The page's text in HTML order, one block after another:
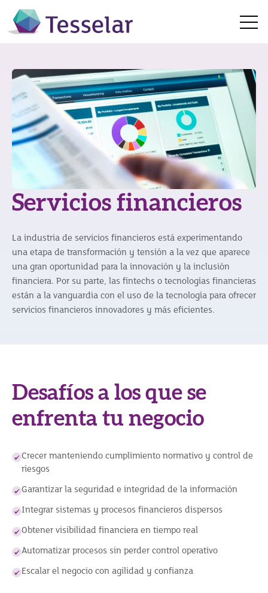
Open
Servicios financieros
La industria de servicios financieros está experimentando
una etapa de transformación y tensión a la vez que aparece
una gran oportunidad para la innovación y la inclusión
financiera. Por su parte, las fintechs o tecnologías financieras
están a la vanguardia con el uso de la tecnología para ofrecer
servicios financieros innovadores y más eficientes.
Desafíos a los que se
enfrenta tu negocio
Crecer manteniendo cumplimiento normativo y control de
riesgos
Garantizar la seguridad e integridad de la información
Integrar sistemas y procesos financieros dispersos
Obtener visibilidad financiera en tiempo real
Automatizar procesos sin perder control operativo
Escalar el negocio con agilidad y confianza